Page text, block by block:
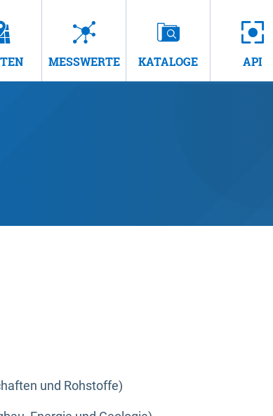
MESSWERTE KATALOGE API
und Rohstoffe)